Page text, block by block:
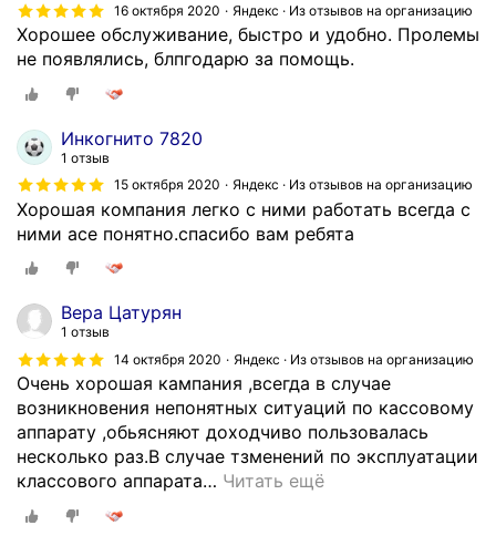
16 октября 2020
Яндекс · Из отзывов на организацию
Хорошее обслуживание, быстро и удобно. Пролемы
не появлялись, блпгодарю за помощь.
Инкогнито 7820
1 отзыв
15 октября 2020
Яндекс · Из отзывов на организацию
Хорошая компания легко с ними работать всегда с
ними асе понятно.спасибо вам ребята
Вера Цатурян
1 отзыв
14 октября 2020
Яндекс · Из отзывов на организацию
Очень хорошая кампания ,всегда в случае
возникновения непонятных ситуаций по кассовому
аппарату ,обьясняют доходчиво пользовалась
несколько раз.В случае тзменений по эксплуатации
классового аппарата… Читать ещё